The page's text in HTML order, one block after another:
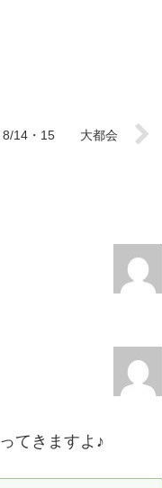
8/14・15 大都会
てきますよ♪